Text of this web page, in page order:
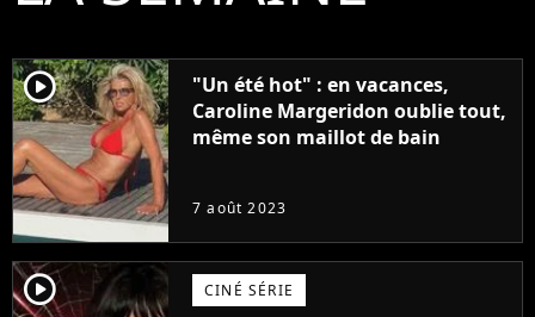
player2
"Un été hot" : en vacances,
Caroline Margeridon oublie tout,
même son maillot de bain
7 août 2023
player2 CINÉ SÉRIE